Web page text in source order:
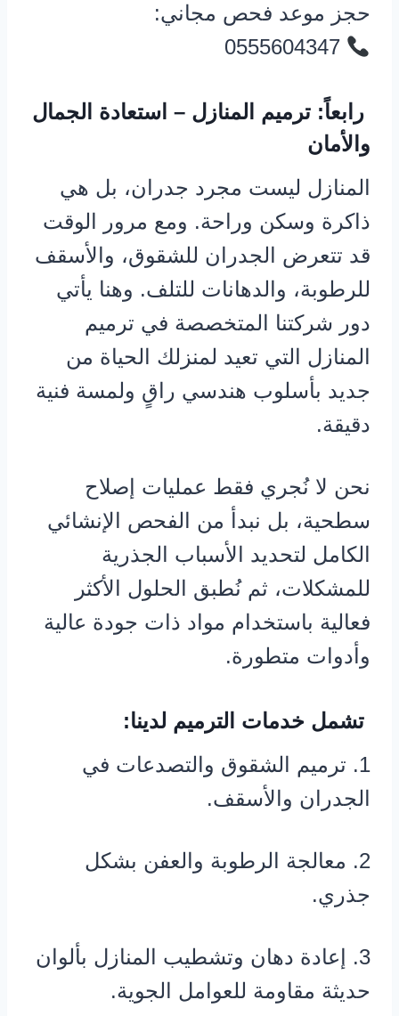
حجز موعد فحص مجاني:
0555604347
رابعاً: ترميم المنازل – استعادة الجمال
والأمان
المنازل ليست مجرد جدران، بل هي
ذاكرة وسكن وراحة. ومع مرور الوقت
قد تتعرض الجدران للشقوق، والأسقف
للرطوبة، والدهانات للتلف. وهنا يأتي
دور شركتنا المتخصصة في ترميم
المنازل التي تعيد لمنزلك الحياة من
جديد بأسلوب هندسي راقٍ ولمسة فنية
دقيقة.
نحن لا نُجري فقط عمليات إصلاح
سطحية، بل نبدأ من الفحص الإنشائي
الكامل لتحديد الأسباب الجذرية
للمشكلات، ثم نُطبق الحلول الأكثر
فعالية باستخدام مواد ذات جودة عالية
وأدوات متطورة.
تشمل خدمات الترميم لدينا:
1. ترميم الشقوق والتصدعات في
الجدران والأسقف.
2. معالجة الرطوبة والعفن بشكل
جذري.
3. إعادة دهان وتشطيب المنازل بألوان
حديثة مقاومة للعوامل الجوية.